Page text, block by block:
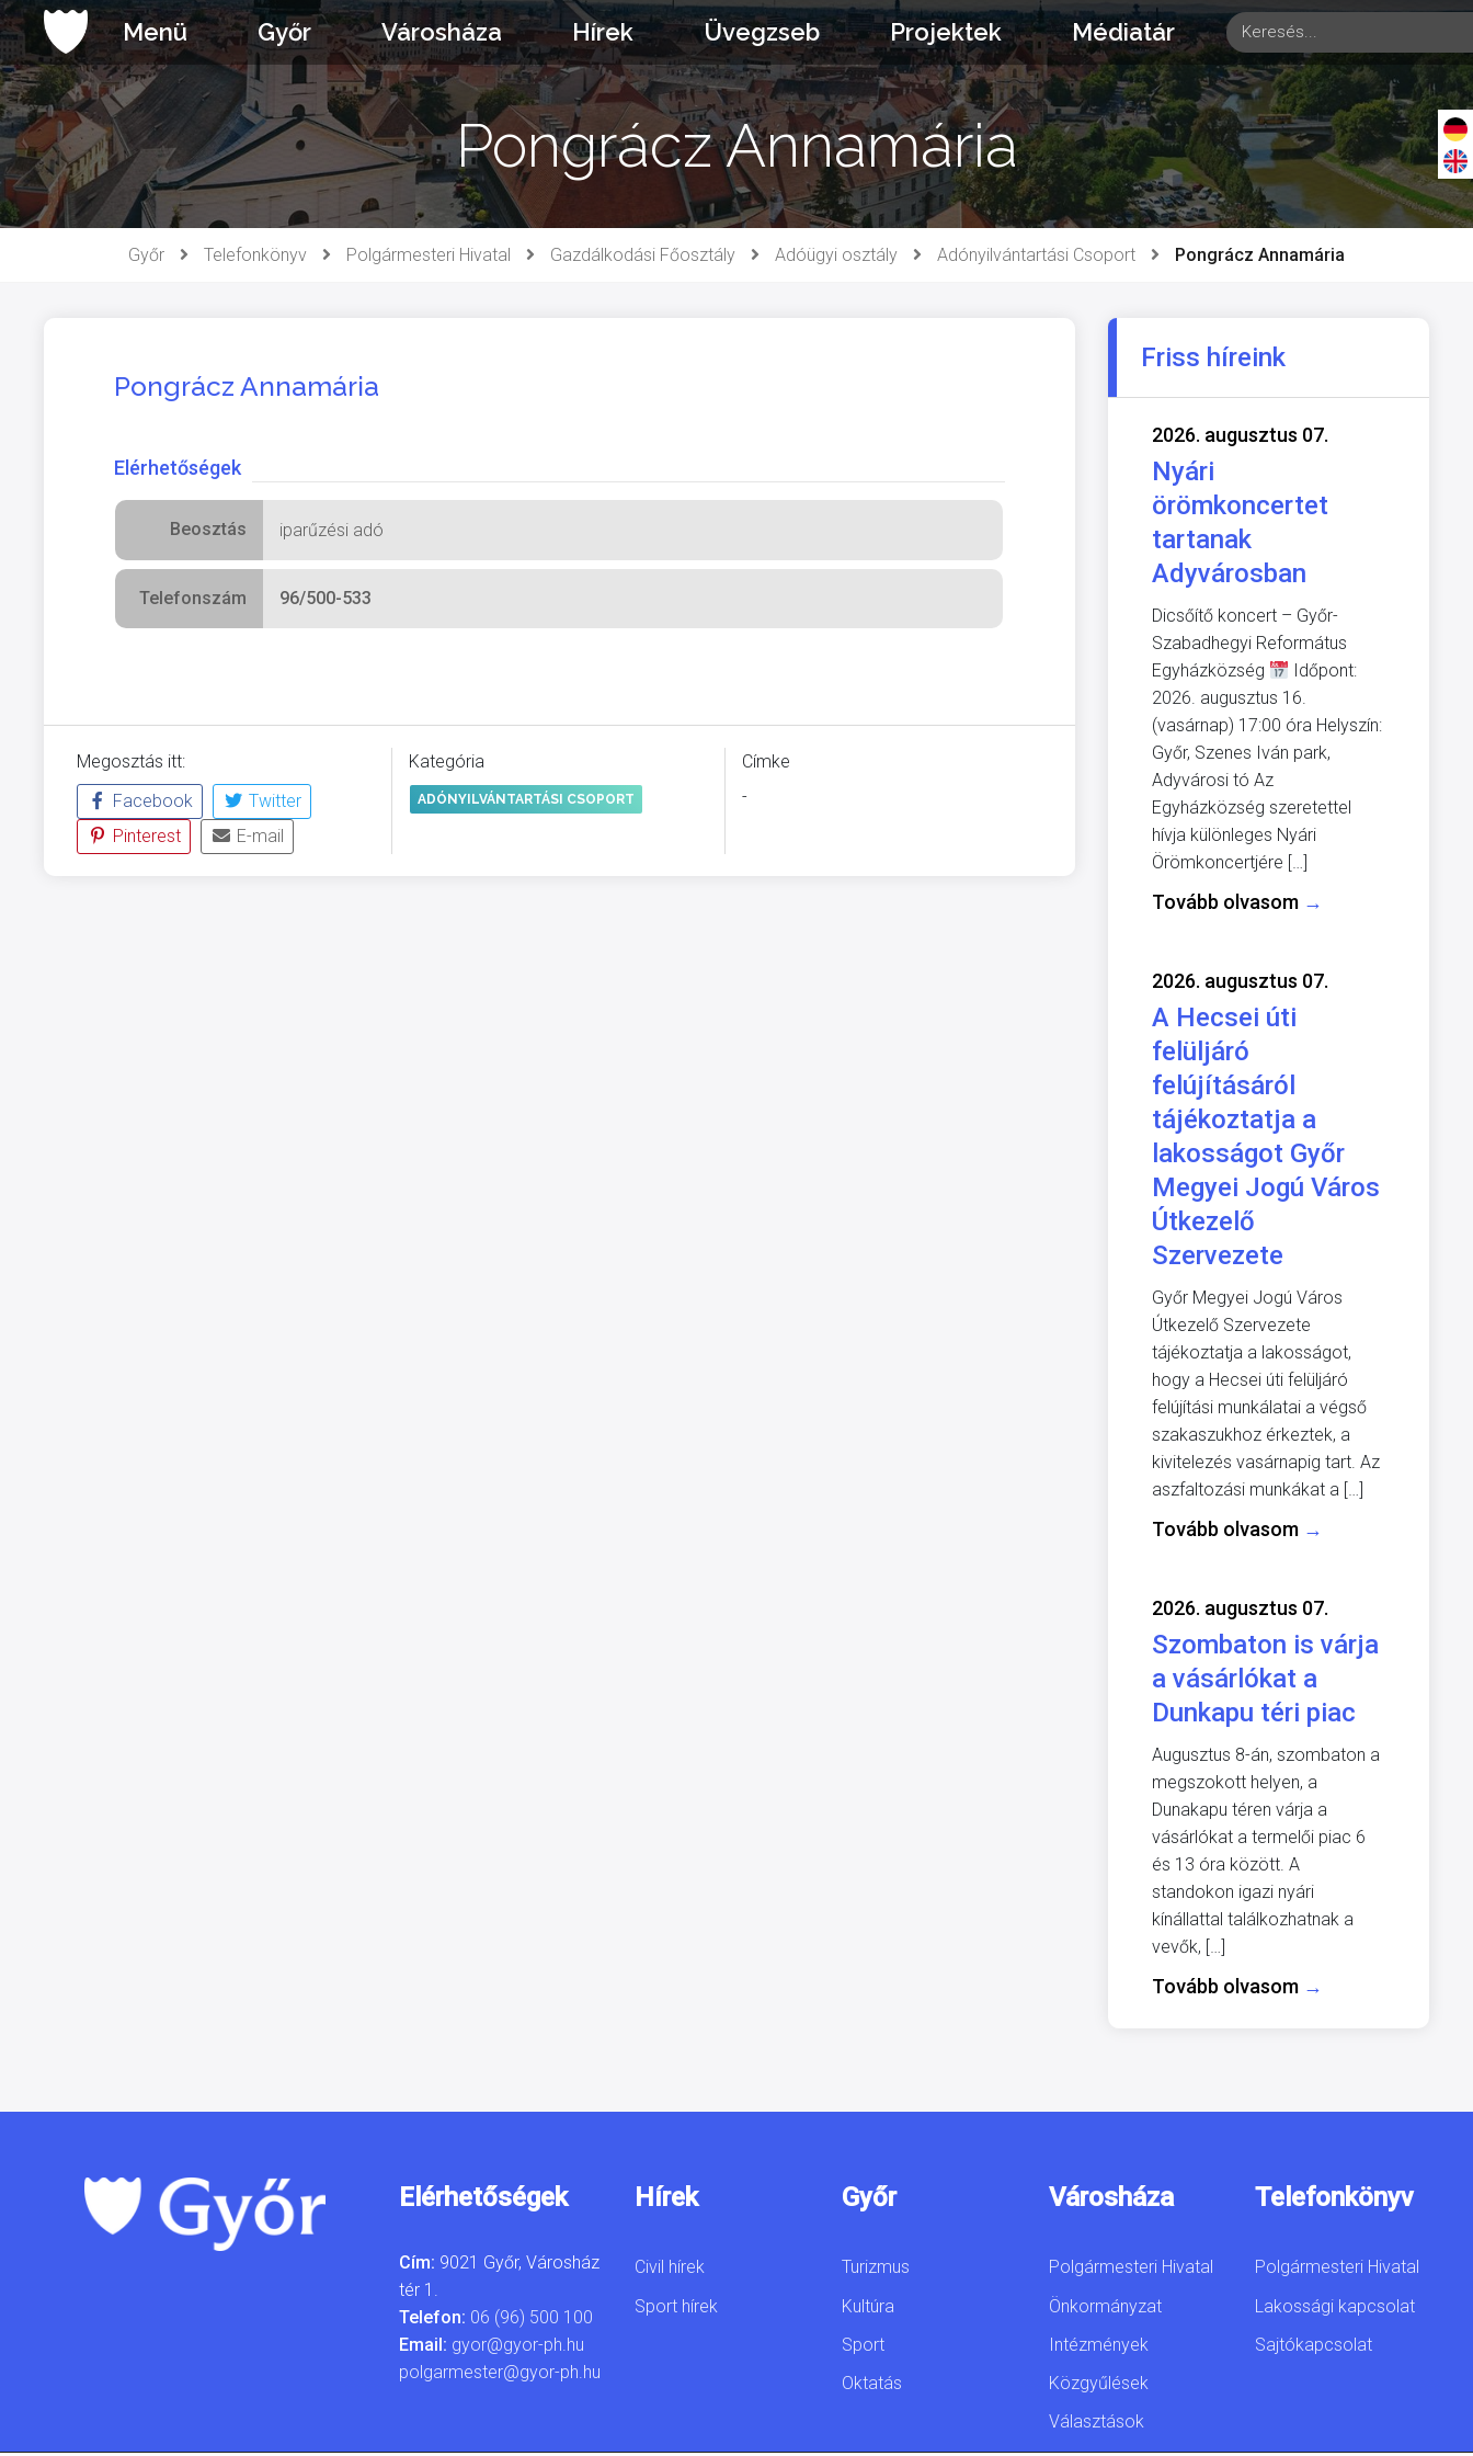
Ugrás
a
tartalomhoz
Menü Győr Városháza Hírek Üvegzseb Projektek Médiatár
Pongrácz Annamária
Győr Telefonkönyv Polgármesteri Hivatal Gazdálkodási Főosztály Adóügyi osztály Adónyilvántartási Csoport Pongrácz Annamária
Pongrácz Annamária
Elérhetőségek
Beosztás iparűzési adó
Telefonszám 96/500-533
Megosztás itt:
Facebook
Twitter
Pinterest
E-mail
Kategória
ADÓNYILVÁNTARTÁSI CSOPORT
Címke
-
Friss híreink
2026. augusztus 07.
Nyári
örömkoncertet
tartanak
Adyvárosban
Dicsőítő koncert – Győr-
Szabadhegyi Református
Egyházközség
Időpont:
2026. augusztus 16.
(vasárnap) 17:00 óra Helyszín:
Győr, Szenes Iván park,
Adyvárosi tó Az
Egyházközség szeretettel
hívja különleges Nyári
Örömkoncertjére […]
Tovább olvasom →
2026. augusztus 07.
A Hecsei úti
felüljáró
felújításáról
tájékoztatja a
lakosságot Győr
Megyei Jogú Város
Útkezelő
Szervezete
Győr Megyei Jogú Város
Útkezelő Szervezete
tájékoztatja a lakosságot,
hogy a Hecsei úti felüljáró
felújítási munkálatai a végső
szakaszukhoz érkeztek, a
kivitelezés vasárnapig tart. Az
aszfaltozási munkákat a […]
Tovább olvasom →
2026. augusztus 07.
Szombaton is várja
a vásárlókat a
Dunkapu téri piac
Augusztus 8-án, szombaton a
megszokott helyen, a
Dunakapu téren várja a
vásárlókat a termelői piac 6
és 13 óra között. A
standokon igazi nyári
kínállattal találkozhatnak a
vevők, […]
Tovább olvasom →
Elérhetőségek
Cím: 9021 Győr, Városház
tér 1.
Telefon: 06 (96) 500 100
Email: gyor@gyor-ph.hu
polgarmester@gyor-ph.hu
Hírek
Civil hírek
Sport hírek
Győr
Turizmus
Kultúra
Sport
Oktatás
Városháza
Polgármesteri Hivatal
Önkormányzat
Intézmények
Közgyűlések
Választások
Telefonkönyv
Polgármesteri Hivatal
Lakossági kapcsolat
Sajtókapcsolat